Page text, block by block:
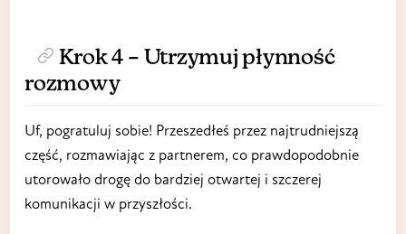
Krok 4 – Utrzymuj płynność
rozmowy
Uf, pogratuluj sobie! Przeszedłeś przez najtrudniejszą
część, rozmawiając z partnerem, co prawdopodobnie
utorowało drogę do bardziej otwartej i szczerej
komunikacji w przyszłości.